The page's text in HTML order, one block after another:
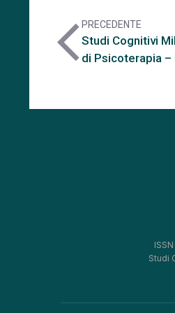
arrow_back_iosPRECEDENTE
Studi Cognitivi
di Psicoterapia
Studi